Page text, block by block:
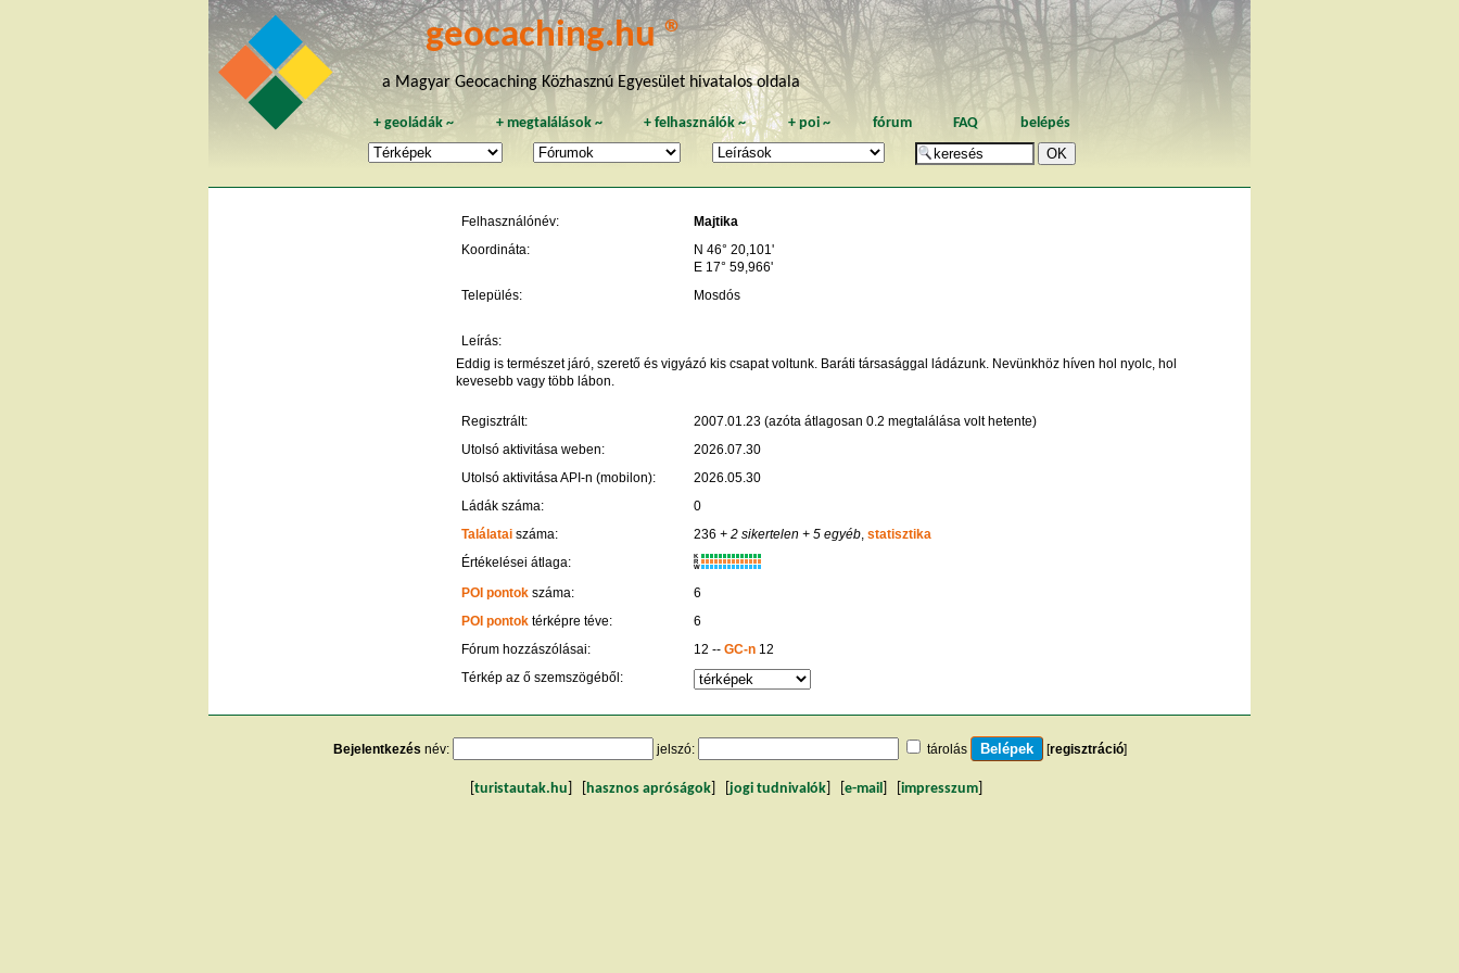
geocaching.hu ®
a Magyar Geocaching Közhasznú Egyesület hivatalos oldala
+geoládák ~ + megtalálások~ +felhasználók ~ + poi~ fórum FAQ belépés
Felhasználónév:
Majtika
Koordináta:
N 46° 20,101'
E 17° 59,966'
Település:
Mosdós
Leírás:
Eddig is természet járó, szerető és vigyázó kis csapat voltunk. Baráti társasággal ládázunk. Nevünkhöz híven hol nyolc, hol
kevesebb vagy több lábon.
Regisztrált:
2007.01.23 (azóta átlagosan 0.2 megtalálása volt hetente)
Utolsó aktivitása weben:
2026.07.30
Utolsó aktivitása API-n (mobilon):
2026.05.30
Ládák száma:
0
Találatai száma: 236 + 2 sikertelen + 5 egyéb, statisztika
Értékelései átlaga:
K
R
W
POI pontok száma:
6
POI pontok térképre téve:
6
Fórum hozzászólásai:
12 -- GC-n12
Térkép az ő szemszögéből:
Bejelentkezés név: jelszó: tárolás [regisztráció]
turistautak.hu hasznos apróságok jogi tudnivalók e-mail impresszum